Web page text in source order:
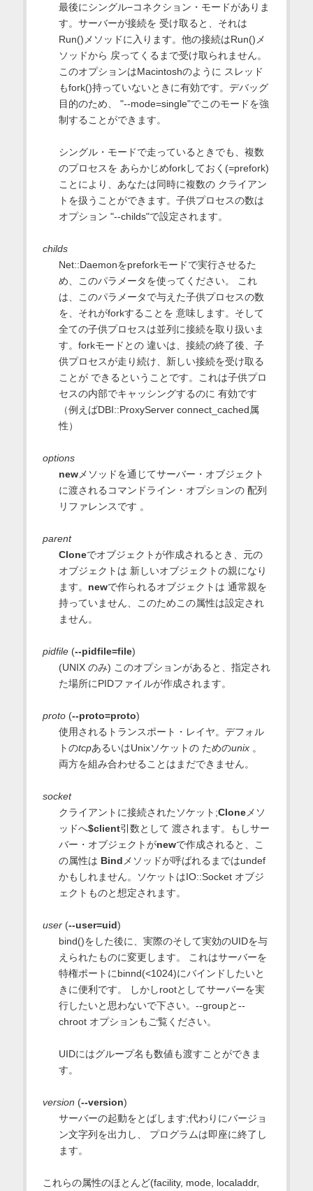
最後にシングル−コネクション・モードがありま
す。サーバーが接続を 受け取ると、それは
Run()メソッドに入ります。他の接続はRun()メ
ソッドから 戻ってくるまで受け取られません。
このオプションはMacintoshのように スレッド
もfork()持っていないときに有効です。デバッグ
目的のため、 "--mode=single"でこのモードを強
制することができます。
シングル・モードで走っているときでも、複数
のプロセスを あらかじめforkしておく(=prefork)
ことにより、あなたは同時に複数の クライアン
トを扱うことができます。子供プロセスの数は
オプション "--childs"で設定されます。
childs
Net::Daemonをpreforkモードで実行させるた
め、このパラメータを使ってください。 これ
は、このパラメータで与えた子供プロセスの数
を、それがforkすることを 意味します。そして
全ての子供プロセスは並列に接続を取り扱いま
す。forkモードとの 違いは、接続の終了後、子
供プロセスが走り続け、新しい接続を受け取る
ことが できるということです。これは子供プロ
セスの内部でキャッシングするのに 有効です
（例えばDBI::ProxyServer connect_cached属
性）
options
newメソッドを通じてサーバー・オブジェクト
に渡されるコマンドライン・オプションの 配列
リファレンスです 。
parent
Cloneでオブジェクトが作成されるとき、元の
オブジェクトは 新しいオブジェクトの親になり
ます。 newで作られるオブジェクトは 通常親を
持っていません、このためこの属性は設定され
ません。
pidfile(--pidfile=file)
(UNIX のみ) このオプションがあると、指定され
た場所にPIDファイルが作成されます。
proto(--proto=proto)
使用されるトランスポート・レイヤ。デフォル
トのtcpあるいはUnixソケットの ためのunix。
両方を組み合わせることはまだできません。
socket
クライアントに接続されたソケット;Cloneメソ
ッドへ$client引数として 渡されます。もしサー
バー・オブジェクトがnewで作成されると、こ
の属性は Bind メソッドが呼ばれるまではundef
かもしれません。ソケットはIO::Socket オブジ
ェクトものと想定されます。
user(--user=uid)
bind()をした後に、実際のそして実効のUIDを与
えられたものに変更します。 これはサーバーを
特権ポートにbinnd(<1024)にバインドしたいと
きに便利です。 しかしrootとしてサーバーを実
行したいと思わないで下さい。--groupと--
chroot オプションもご覧ください。
UIDにはグループ名も数値も渡すことができま
す。
version (--version)
サーバーの起動をとばします;代わりにバージョ
ン文字列を出力し、 プログラムは即座に終了し
ます。
これらの属性のほとんど(facility, mode, localaddr,